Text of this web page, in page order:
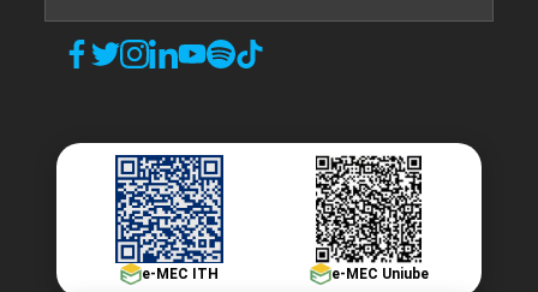
e-MEC ITH e-MEC Uniube